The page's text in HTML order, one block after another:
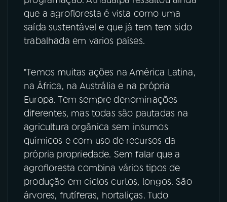
que a agrofloresta é vista como uma
saída sustentável e que já tem tem sido
trabalhada em varios países.
"Temos muitas ações na América Latina,
na África, na Austrália e na própria
Europa. Tem sempre denominações
diferentes, mas todas são pautadas na
agricultura orgânica sem insumos
químicos e com uso de recursos da
própria propriedade. Sem falar que a
agrofloresta combina vários tipos de
produção em ciclos curtos, longos. São
árvores, frutíferas, hortaliças. Tudo